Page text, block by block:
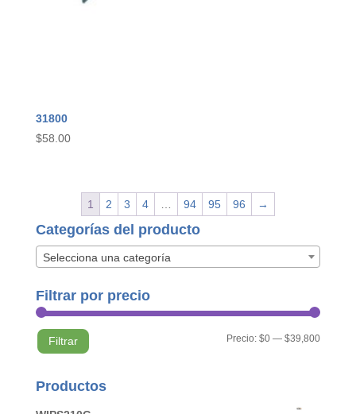
31800
$58.00
1 2 3 4 … 94 95 96 →
Categorías del producto
Selecciona una categoría
Filtrar por precio
Precio
Precio
Filtrar Precio:$0 —$39,800
Productos